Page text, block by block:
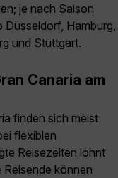
je nach Saison
Düsseldorf, Hamburg,
und Stuttgart.
Canaria am
finden sich meist
flexiblen
Reisezeiten lohnt
können